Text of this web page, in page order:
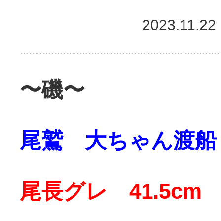
2023.11.22
〜磯〜
尾鷲 大ちゃん渡船
尾長グレ 41.5cm